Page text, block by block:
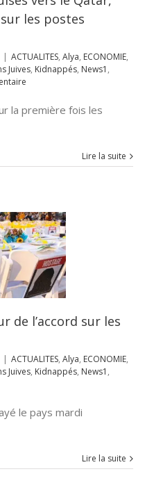
les postes
| ACTUALITES, Alya, ECONOMIE,
Juives, Kidnappés, News1 ,
la première fois les
Lire la suite
de l’accord sur les
| ACTUALITES, Alya, ECONOMIE,
Juives, Kidnappés, News1 ,
le pays mardi
Lire la suite